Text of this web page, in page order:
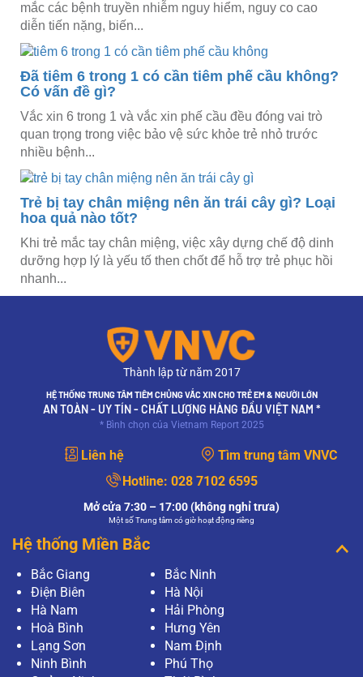
mắc các bệnh truyền nhiễm nguy hiểm, nguy co cao
diễn tiến nặng, biến...
Đã tiêm 6 trong 1 có cần tiêm phế cầu không?
Có vấn đề gì?
Vắc xin 6 trong 1 và vắc xin phế cầu đều đóng vai trò
quan trọng trong việc bảo vệ sức khỏe trẻ nhỏ trước
nhiều bệnh...
Trẻ bị tay chân miệng nên ăn trái cây gì? Loại
hoa quả nào tốt?
Khi trẻ mắc tay chân miệng, việc xây dựng chế độ dinh
dưỡng hợp lý là yếu tố then chốt để hỗ trợ trẻ phục hồi
nhanh...
Thành lập từ năm 2017
HỆ THỐNG TRUNG TÂM TIÊM CHỦNG VẮC XIN CHO TRẺ EM & NGƯỜI LỚN
AN TOÀN - UY TÍN - CHẤT LƯỢNG HÀNG ĐẦU VIỆT NAM *
* Bình chọn của Vietnam Report 2025
Liên hệ
Tìm trung tâm VNVC
Hotline: 028 7102 6595
Mở cửa 7:30 – 17:00 (không nghỉ trưa)
Một số Trung tâm có giờ hoạt động riêng
Hệ thống Miền Bắc
Bắc Giang
Bắc Ninh
Điện Biên
Hà Nội
Hà Nam
Hải Phòng
Hoà Bình
Hưng Yên
Lạng Sơn
Nam Định
Ninh Bình
Phú Thọ